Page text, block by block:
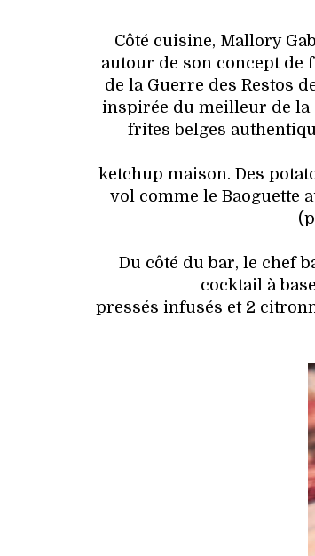
Côté cuisine, Mallory
autour de son concept de
de la Guerre des Restos
inspirée du meilleur de la
frites belges
ketchup maison. Des
vol comme le Baoguette
Du côté du bar, le chef
cocktail à
pressés infusés et 2